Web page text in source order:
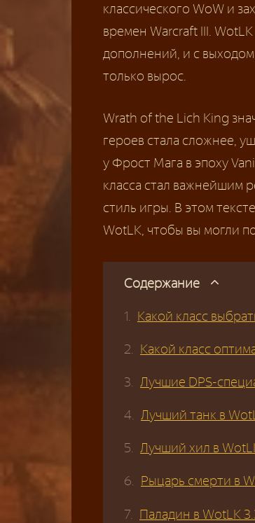
классического WoW и
времен Warcraft III.
дополнений, и с
только вырос.
Wrath of the Lich King
героев стала сложнее,
у Фрост Мага в эпоху
класса стал важнейшим
стиль игры. В этом
WotLK, чтобы вы могли
Содержание
Какой класс
Какой класс
Лучшие DPS-
Лучший танк в
Лучший хил в
Рыцарь смерти в
Паладин в WotLK